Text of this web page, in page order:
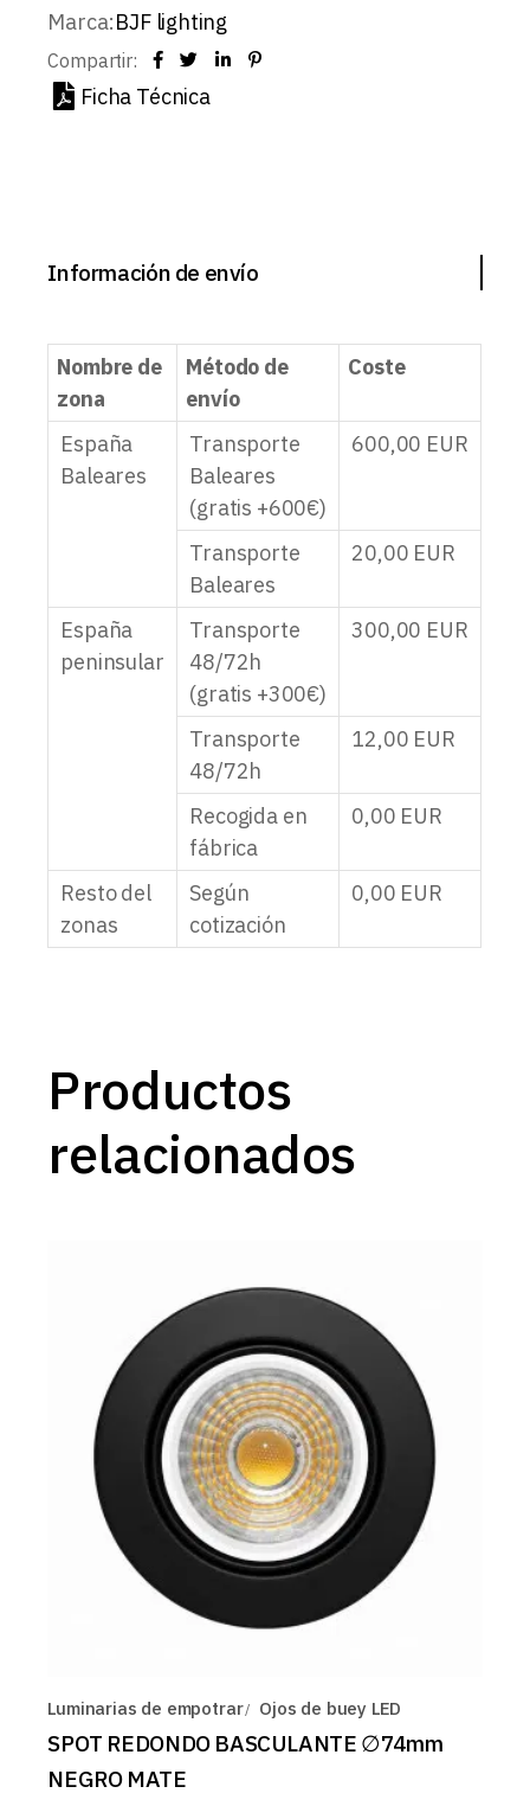
Marca:BJF lighting
Compartir:
Ficha Técnica
Información de envío
Nombre de
zona
Método de
envío
Coste
España
Baleares
Transporte
Baleares
(gratis +600€)
600,00 EUR
Transporte
Baleares
20,00 EUR
España
peninsular
Transporte
48/72h
(gratis +300€)
300,00 EUR
Transporte
48/72h
12,00 EUR
Recogida en
fábrica
0,00 EUR
Resto del
zonas
Según
cotización
0,00 EUR
Productos
relacionados
Luminarias de empotrar Ojos de buey LED
SPOT REDONDO BASCULANTE ∅74mm
NEGRO MATE